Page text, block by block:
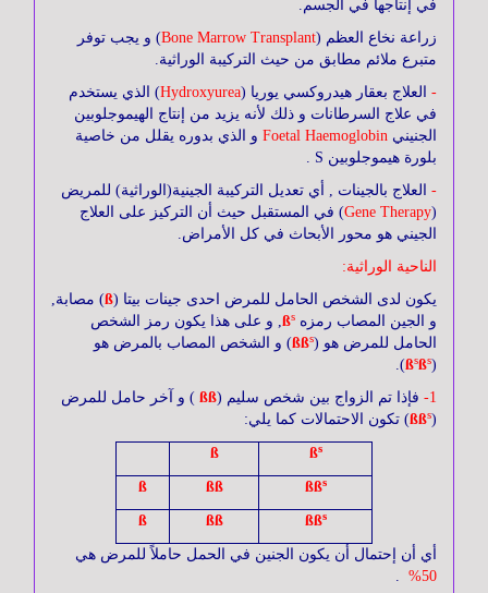
في إنتاجها في الجسم.
زراعة نخاع العظم (Bone Marrow Transplant) و يجب توفر
متبرع ملائم مطابق من حيث التركيبة الوراثية.
- العلاج بعقار هيدروكسي يوريا (Hydroxyurea) الذي يستخدم
في علاج السرطانات و ذلك لأنه يزيد من إنتاج الهيموجلوبين
الجنيني Foetal Haemoglobin و الذي بدوره يقلل من خاصية
بلورة هيموجلوبين S .
- العلاج بالجينات , أي تعديل التركيبة الجينية(الوراثية) للمريض
(
Gene Therapy) في المستقبل حيث أن التركيز على العلاج
الجيني هو محور الأبحاث في كل الأمراض.
الناحية الوراثية:
يكون لدى الشخص الحامل للمرض احدى جينات بيتا (ß
) مصابة,
و الجين المصاب رمزه ßs
, و على هذا يكون رمز الشخص
الحامل للمرض هو ( ßßs
) و الشخص المصاب بالمرض هو
(
ßsßs
).
1-
فإذا تم الزواج بين شخص سليم (ßß ) و آخر حامل للمرض
(
ßßs ) تكون الاحتمالات كما يلي:
ßs
ß
ßßs
ßß
ß
ßßs
ßß
ß
أي أن إحتمال أن يكون الجنين في الحمل حاملاً للمرض هي
50%
.